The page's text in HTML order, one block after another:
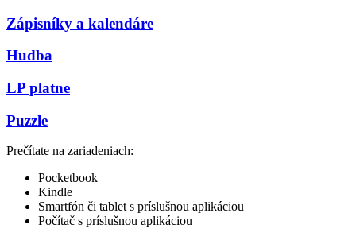
Zápisníky a kalendáre
Hudba
LP platne
Puzzle
Prečítate na zariadeniach:
Pocketbook
Kindle
Smartfón či tablet s príslušnou aplikáciou
Počítač s príslušnou aplikáciou